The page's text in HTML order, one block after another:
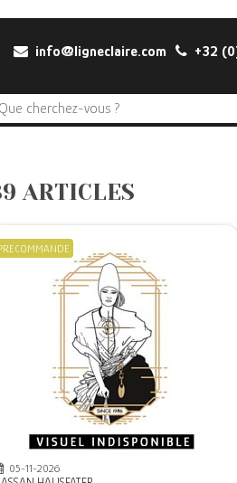
+32
info@ligneclaire.com
ARTICLES
05-11-2026